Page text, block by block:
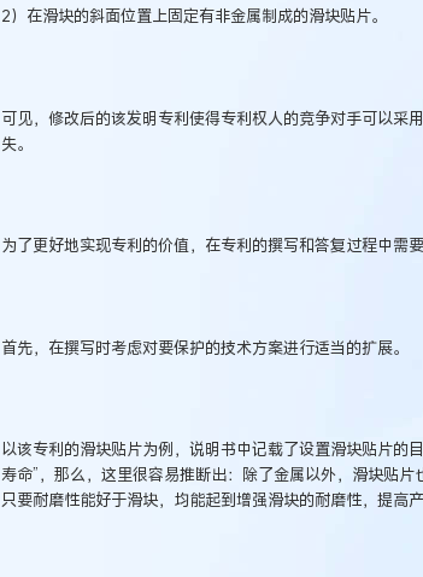
2）在滑块的斜面位置上固定有非金属制成的滑块贴片。
可见，修改后的该发明专利使得专利权人的竞争对手可以采
失。
为了更好地实现专利的价值，在专利的撰写和答复过程中需
首先，在撰写时考虑对要保护的技术方案进行适当的扩展。
以该专利的滑块贴片为例，说明书中记载了设置滑块贴片的
寿命”，那么，这里很容易推断出：除了金属以外，滑块贴片
只要耐磨性能好于滑块，均能起到增强滑块的耐磨性，提高